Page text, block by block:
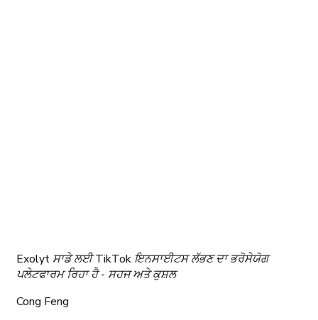
Exolyt ਸਾਡੇ ਲਈ TikTok ਇਨਸਾਈਟਸ ਲੱਭਣ ਦਾ ਭਰੋਸੇਯੋਗ
ਪਲੇਟਫਾਰਮ ਰਿਹਾ ਹੈ - ਸਹਜ ਅਤੇ ਕੁਸ਼ਲ
Cong Feng